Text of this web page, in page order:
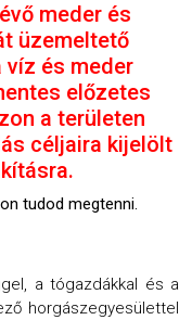
meder és
üzemeltető
és meder
előzetes
a területen
céljaira kijelölt
tudod megtenni.
a tógazdákkal és a
horgászegyesülettel